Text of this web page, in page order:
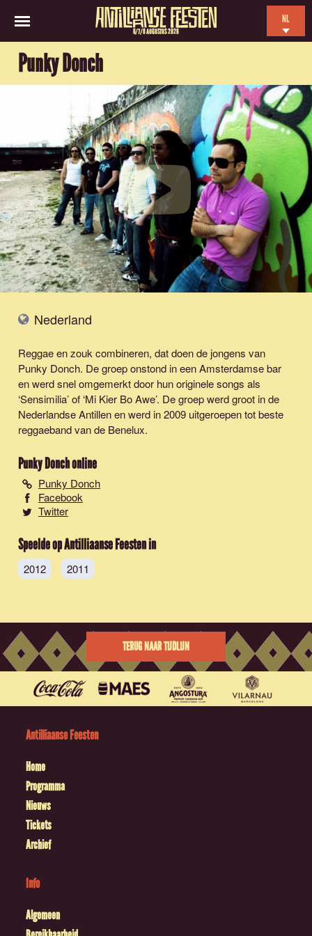
6/7/8 AUGUSTUS 2026
NL
FR
Punky Donch
Nederland
Reggae en zouk combineren, dat doen de jongens van
Punky Donch. De groep onstond in een Amsterdamse bar
en werd snel omgemerkt door hun originele songs als
‘Sensimilia’ of ‘Mi Kier Bo Awe’. De groep werd groot in de
Nederlandse Antillen en werd in 2009 uitgeroepen tot beste
reggaeband van de Benelux.
Punky Donchonline
Punky Donch
Facebook
Twitter
Speelde op Antilliaanse Feesten in
2012 2011
TERUG NAAR TIJDLIJN
Antilliaanse Feesten
Home
Programma
Nieuws
Tickets
Archief
Info
Algemeen